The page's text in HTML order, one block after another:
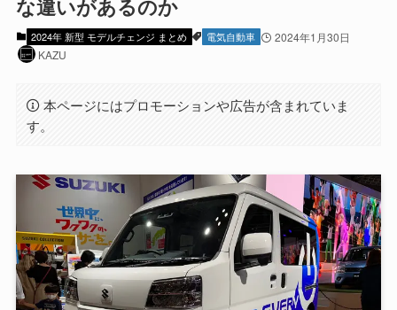
な違いがあるのか
2024年 新型 モデルチェンジ まとめ 電気自動車
2024年1月30日
KAZU
本ページにはプロモーションや広告が含まれていま
す。